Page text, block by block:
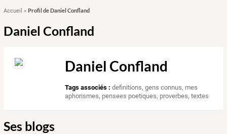
Accueil » Profil de Daniel Confland
Daniel Confland
Daniel Confland
Tags associés : definitions,gens connus, mes
aphorismes, pensees poetiques, proverbes,textes
Ses blogs